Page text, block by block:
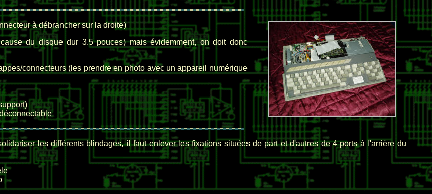
à débrancher sur la droite)
du disque dur 3.5 pouces) mais évidemment, on doit donc
connecteurs (les prendre en photo avec un appareil numérique
les différents blindages, il faut enlever les fixations situées de part et d'autres de 4 ports à l'arrière du